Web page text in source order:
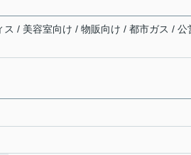
/ 美容室向け / 物販向け / 都市ガス / 公